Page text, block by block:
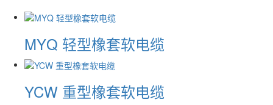
MYQ 轻型橡套软电缆
YCW 重型橡套软电缆